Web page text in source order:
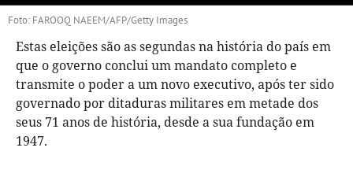
Foto: FAROOQ NAEEM/AFP/Getty Images
Estas eleições são as segundas na história do país em
que o governo conclui um mandato completo e
transmite o poder a um novo executivo, após ter sido
governado por ditaduras militares em metade dos
seus 71 anos de história, desde a sua fundação em
1947.